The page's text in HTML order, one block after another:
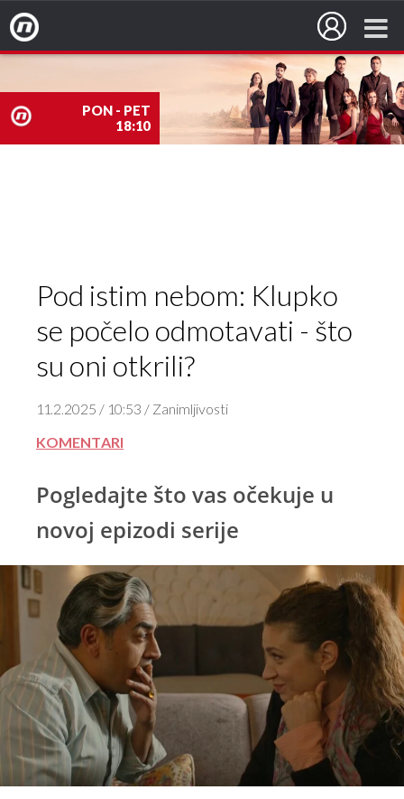
PON - PET
18:10
Nova TV
Pod istim nebom: Klupko
se počelo odmotavati - što
su oni otkrili?
11.2.2025 / 10:53 / Zanimljivosti
KOMENTARI
Pogledajte što vas očekuje u
novoj epizodi serije